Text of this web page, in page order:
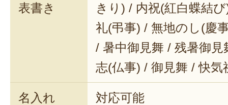
表書き
きり) / 内祝(紅白蝶結
礼(弔事) / 無地のし(慶
/ 暑中御見舞 / 残暑御
志(仏事) / 御見舞 / 快気
名入れ 対応可能